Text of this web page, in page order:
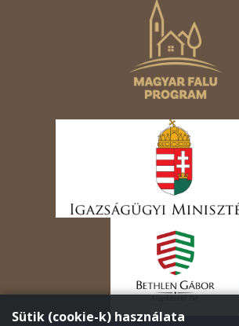
Sütik (cookie-k) használata